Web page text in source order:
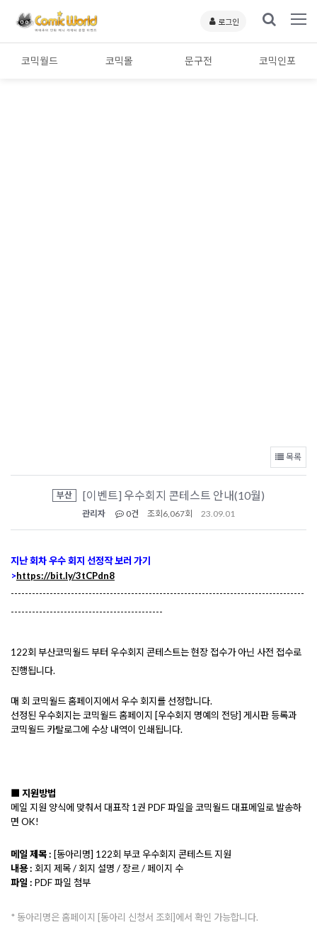
로그인
코믹월드 코믹몰 문구전 코믹인포
목록
부산 [이벤트] 우수회지 콘테스트 안내(10월)
관리자 0건 조회 6,067회 23.09.01
지난 회차 우수 회지 선정작 보러 가기
>https://bit.ly/3tCPdn8
-----------------------------------------------------------------------------------
-------------------------------------------
122회 부산코믹월드 부터 우수회지 콘테스트는 현장 접수가 아닌 사전 접수로
진행됩니다.
매 회 코믹월드 홈페이지에서 우수 회지를 선정합니다.
선정된 우수회지는 코믹월드 홈페이지 [우수회지 명예의 전당] 게시판 등록과
코믹월드 카탈로그에 수상 내역이 인쇄됩니다.
■ 지원방법
메일 지원 양식에 맞춰서 대표작 1권 PDF 파일을 코믹월드 대표메일로 발송하
면 OK!
메일 제목 : [동아리명] 122회 부코 우수회지 콘테스트 지원
내용 : 회지 제목 / 회지 설명 / 장르 / 페이지 수
파일 : PDF 파일 첨부
* 동아리명은 홈페이지 [동아리 신청서 조회]에서 확인 가능합니다.